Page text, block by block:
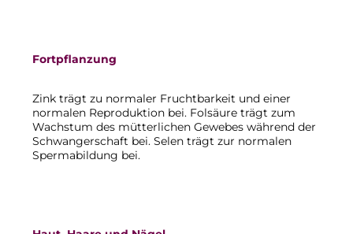
Fortpflanzung
Zink trägt zu normaler Fruchtbarkeit und einer
normalen Reproduktion bei. Folsäure trägt zum
Wachstum des mütterlichen Gewebes während der
Schwangerschaft bei. Selen trägt zur normalen
Spermabildung bei.